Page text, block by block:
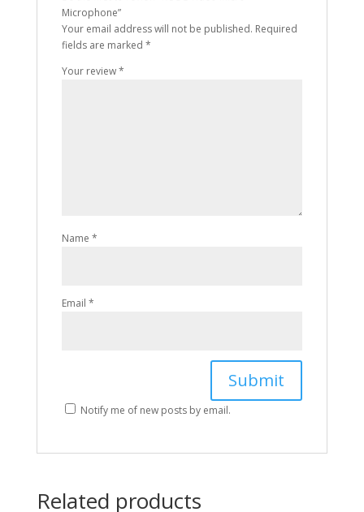
Microphone”
Your email address will not be published. Required
fields are marked *
Your review*
Name *
Email *
Notify me of new posts by email.
Related products